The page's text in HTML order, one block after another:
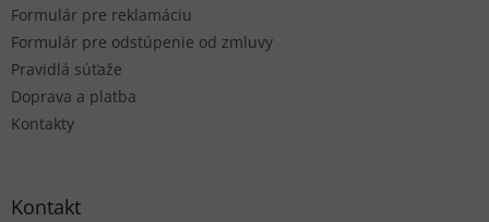
Formulár pre reklamáciu
Formulár pre odstúpenie od zmluvy
Pravidlá súťaže
Doprava a platba
Kontakty
Kontakt